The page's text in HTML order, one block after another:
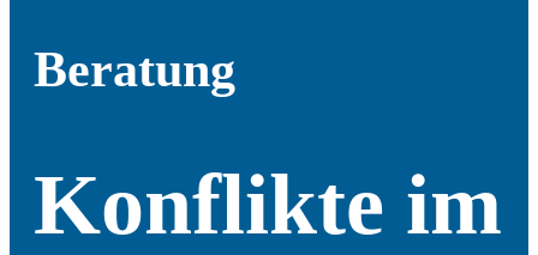
Beratung
Konflikte im